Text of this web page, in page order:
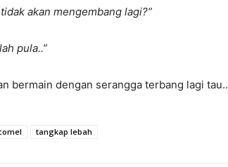
akan mengembang lagi?”
pula..”
bermain dengan serangga terbang lagi tau..
tangkap lebah